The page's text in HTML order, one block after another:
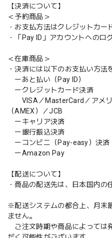
【決済について】
＜予約商品＞
・お支払方法はクレジットカー
・「Pay ID」アカウントへのロ
＜在庫商品＞
・決済には以下のお支払い方法
ーあと払い（Pay ID）
ークレジットカード決済
VISA／MasterCard／アメリ
（AMEX）／JCB
ーキャリア決済
ー銀行振込決済
ーコンビニ（Pay-easy）決済
ーAmazon Pay
【配送について】
・商品の配送先は、日本国内の
※配送システムの都合上、月末
ません。
ご注文時期や商品によっては